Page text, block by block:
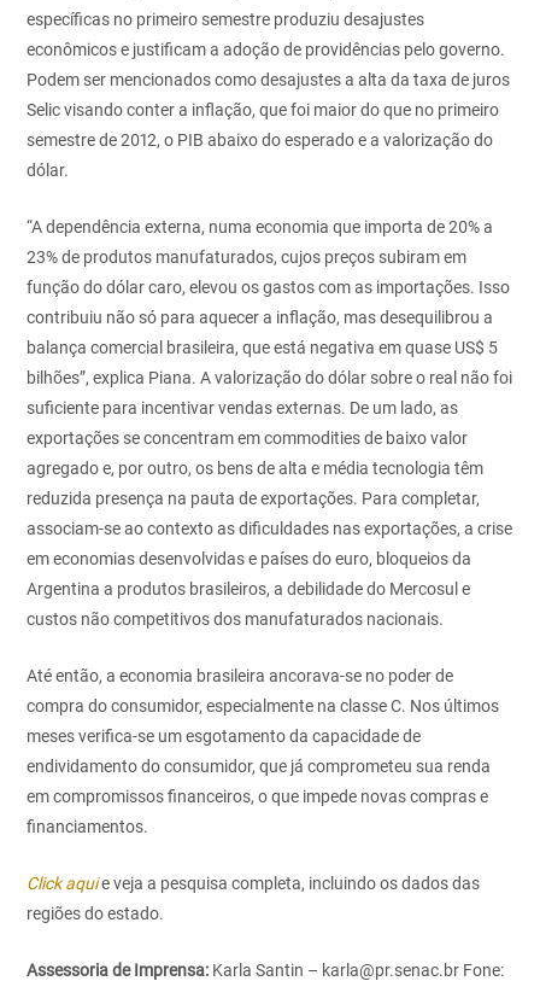
específicas no primeiro semestre produziu desajustes
econômicos e justificam a adoção de providências pelo governo.
Podem ser mencionados como desajustes a alta da taxa de juros
Selic visando conter a inflação, que foi maior do que no primeiro
semestre de 2012, o PIB abaixo do esperado e a valorização do
dólar.
“A dependência externa, numa economia que importa de 20% a
23% de produtos manufaturados, cujos preços subiram em
função do dólar caro, elevou os gastos com as importações. Isso
contribuiu não só para aquecer a inflação, mas desequilibrou a
balança comercial brasileira, que está negativa em quase US$ 5
bilhões”, explica Piana. A valorização do dólar sobre o real não foi
suficiente para incentivar vendas externas. De um lado, as
exportações se concentram em commodities de baixo valor
agregado e, por outro, os bens de alta e média tecnologia têm
reduzida presença na pauta de exportações. Para completar,
associam-se ao contexto as dificuldades nas exportações, a crise
em economias desenvolvidas e países do euro, bloqueios da
Argentina a produtos brasileiros, a debilidade do Mercosul e
custos não competitivos dos manufaturados nacionais.
Até então, a economia brasileira ancorava-se no poder de
compra do consumidor, especialmente na classe C. Nos últimos
meses verifica-se um esgotamento da capacidade de
endividamento do consumidor, que já comprometeu sua renda
em compromissos financeiros, o que impede novas compras e
financiamentos.
Click aquie veja a pesquisa completa, incluindo os dados das
regiões do estado.
Assessoria de Imprensa: Karla Santin – karla@pr.senac.br Fone: